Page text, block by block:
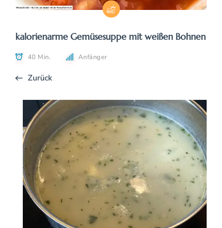
kalorienarme Gemüsesuppe mit weißen Bohnen
40 Min. Anfänger
Zurück